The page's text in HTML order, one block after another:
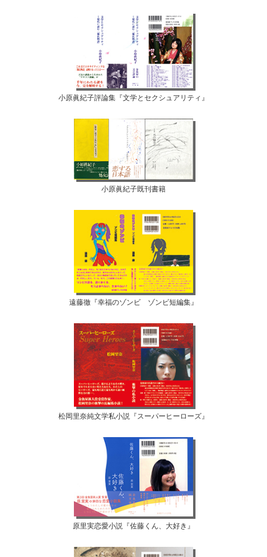
小原眞紀子評論集『文学とセクシュアリティ』
小原眞紀子既刊書籍
遠藤徹『幸福のゾンビ ゾンビ短編集』
松岡里奈純文学私小説『スーパーヒーローズ』
原里実恋愛小説『佐藤くん、大好き』